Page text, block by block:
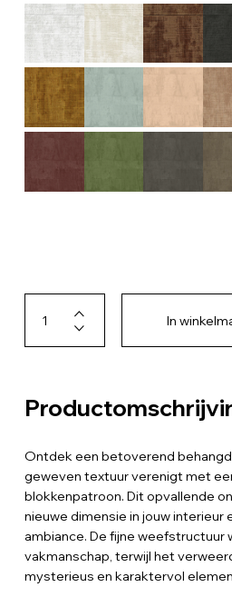
In
Ontdek een betoverend
geweven textuur verenigt met
blokkenpatroon. Dit opvallende
nieuwe dimensie in jouw
ambiance. De fijne weefstructuur
vakmanschap, terwijl het
mysterieus en karaktervol